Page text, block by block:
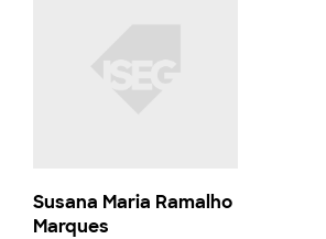
Susana Maria Ramalho
Marques